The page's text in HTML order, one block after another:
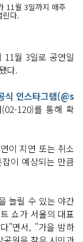
11월 3일까지 매주
린다.
11월 3일로 공연일
다.
식 인스타그램(@s
120)를 통해 확
이 지연 또는 취소
이 예상되는 만큼
늘릴 수 있는 야간
쇼가 서울의 대표
"면서, "가을 밤하